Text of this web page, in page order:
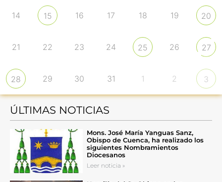
14 15 16 17 18 19 20
21 22 23 24 25 26 27
28 29 30 31 1 2 3
ÚLTIMAS NOTICIAS
Mons. José María Yanguas Sanz,
Obispo de Cuenca, ha realizado los
siguientes Nombramientos
Diocesanos
Leer noticia »